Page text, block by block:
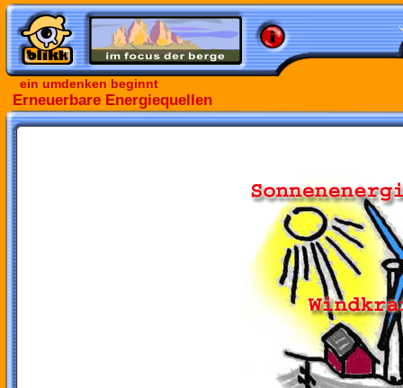
ein umdenken beginnt
Erneuerbare Energiequellen